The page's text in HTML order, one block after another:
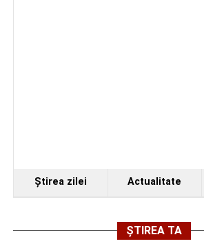
Spectacol de vals și
pași de dans”
Napoca).
Ştirea zilei Actualitate
ȘTIREA TA